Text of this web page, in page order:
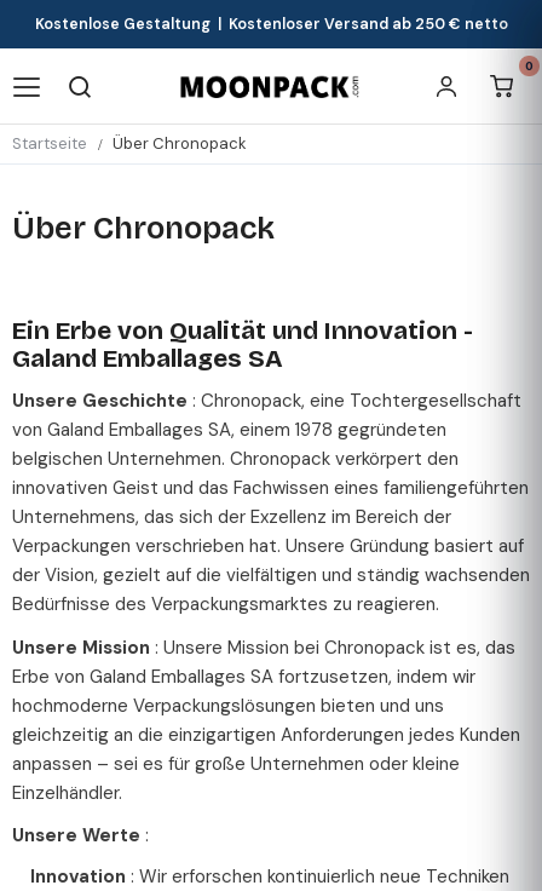
Kostenlose Gestaltung | Kostenloser Versand ab 250 € netto
0
Startseite Über Chronopack
Über Chronopack
Ein Erbe von Qualität und Innovation -
Galand Emballages SA
Unsere Geschichte : Chronopack, eine Tochtergesellschaft
von Galand Emballages SA, einem 1978 gegründeten
belgischen Unternehmen. Chronopack verkörpert den
innovativen Geist und das Fachwissen eines familiengeführten
Unternehmens, das sich der Exzellenz im Bereich der
Verpackungen verschrieben hat. Unsere Gründung basiert auf
der Vision, gezielt auf die vielfältigen und ständig wachsenden
Bedürfnisse des Verpackungsmarktes zu reagieren.
Unsere Mission : Unsere Mission bei Chronopack ist es, das
Erbe von Galand Emballages SA fortzusetzen, indem wir
hochmoderne Verpackungslösungen bieten und uns
gleichzeitig an die einzigartigen Anforderungen jedes Kunden
anpassen – sei es für große Unternehmen oder kleine
Einzelhändler.
Unsere Werte :
Innovation : Wir erforschen kontinuierlich neue Techniken